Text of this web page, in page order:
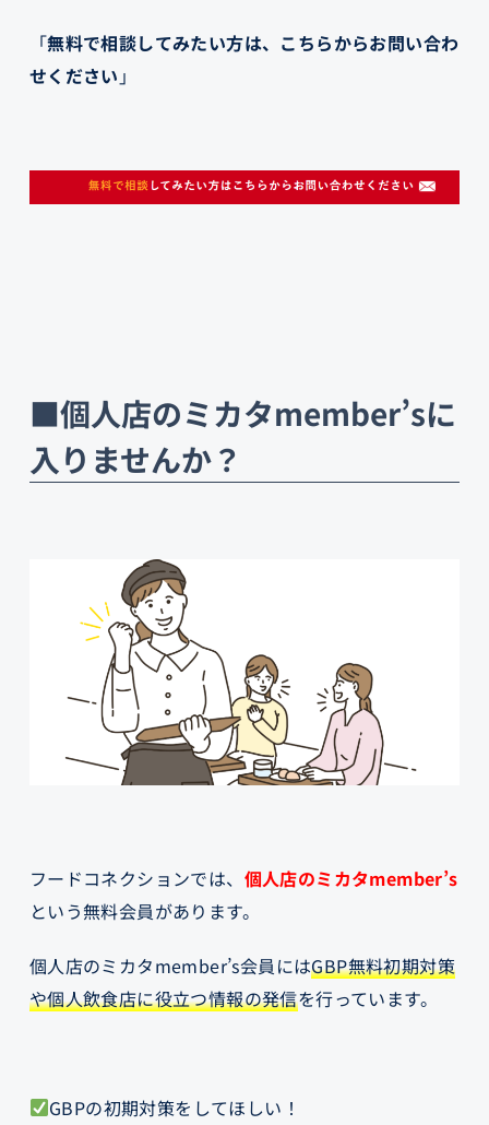
「無料で相談してみたい方は、こちらからお問い合わ
せください 」
■個人店のミカタmember’sに
入りませんか？
フードコネクションでは、 個人店のミカタmember’s
という無料会員があります。
個人店のミカタmember’s会員にはGBP無料初期対策
や個人飲食店に役立つ情報の発信を行っています。
GBPの初期対策をしてほしい！